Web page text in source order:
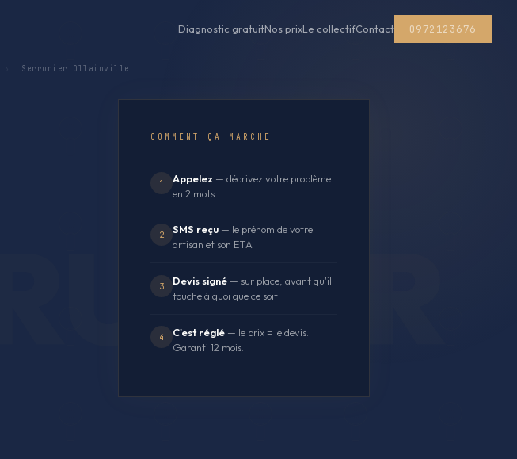
Diagnostic gratuitNos prixLe collectifContact 0972123676
Serrurier Ollainville
COMMENT ÇA MARCHE
1 Appelez — décrivez votre problème
en 2 mots
2 SMS reçu — le prénom de votre
artisan et son ETA
3 Devis signé — sur place, avant qu'il
touche à quoi que ce soit
4 C'est réglé — le prix = le devis.
Garanti 12 mois.